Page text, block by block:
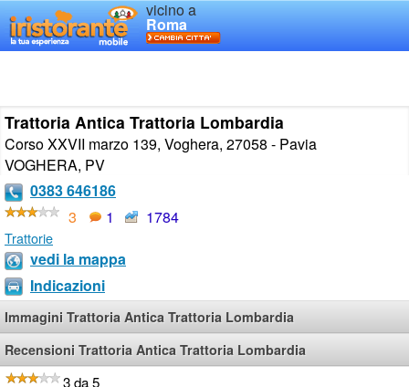
vicino a
Roma
Trattoria Antica Trattoria Lombardia
Corso XXVII marzo 139, Voghera, 27058 - Pavia
VOGHERA, PV
0383 646186
3
1 1784
Trattorie
vedi la mappa
Indicazioni
Immagini Trattoria Antica Trattoria Lombardia
Recensioni Trattoria Antica Trattoria Lombardia
3 da 5